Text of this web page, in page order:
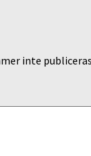
inte